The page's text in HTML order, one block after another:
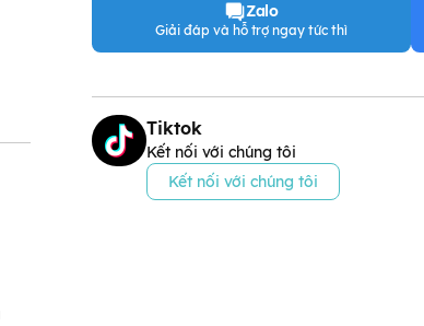
Zalo
Giải đáp và hỗ trợ ngay tức thì
Tiktok
Kết nối với chúng tôi
Kết nối với chúng tôi